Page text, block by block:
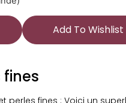
Add To Wishlist
perles fines : Voici un